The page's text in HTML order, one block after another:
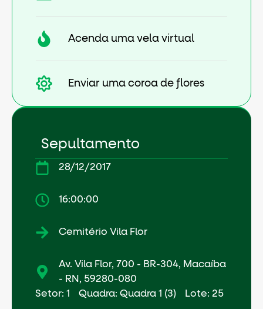
Acenda uma vela virtual
Enviar uma coroa de flores
Sepultamento
28/12/2017
16:00:00
Cemitério Vila Flor
Av. Vila Flor, 700 - BR-304, Macaíba
- RN, 59280-080
Setor: 1
Quadra: Quadra 1 (3) Lote: 25